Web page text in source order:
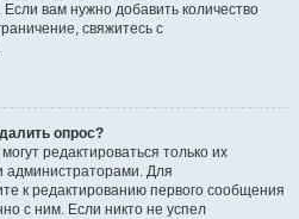
вам нужно добавить количество
свяжитесь с
опрос?
редактироваться только их
администраторами. Для
к редактированию первого сообщения
с ним. Если никто не успел